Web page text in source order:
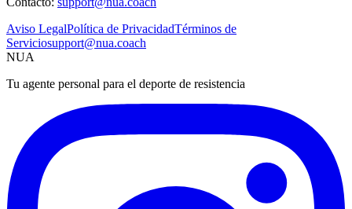
Aviso LegalPolítica de PrivacidadTérminos de
Serviciosupport@nua.coach
NUA
Tu agente personal para el deporte de resistencia